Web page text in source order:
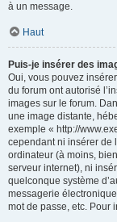
à un message.
Haut
Puis-je insérer des
Oui, vous pouvez
du forum ont autorisé
images sur le forum.
une image distante,
exemple « http://
cependant ni insérer de
ordinateur (à moins,
serveur internet), ni
quelconque système
messagerie
mot de passe, etc. Pour